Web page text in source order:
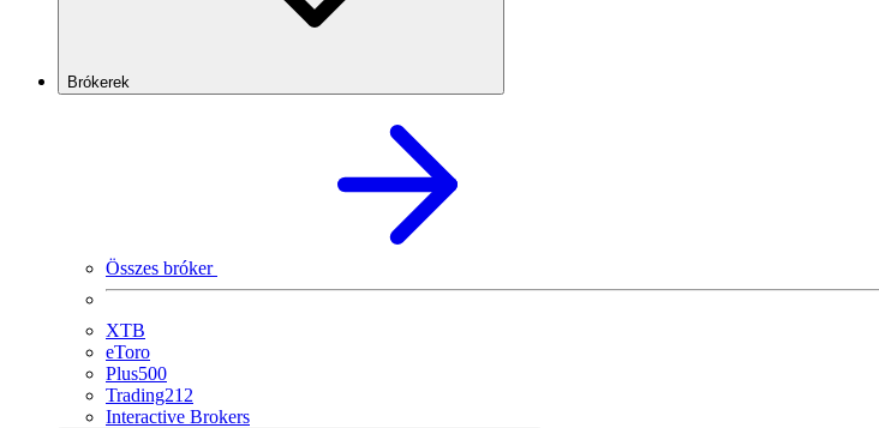
Brókerek
Összes bróker
XTB
eToro
Plus500
Trading212
Interactive Brokers